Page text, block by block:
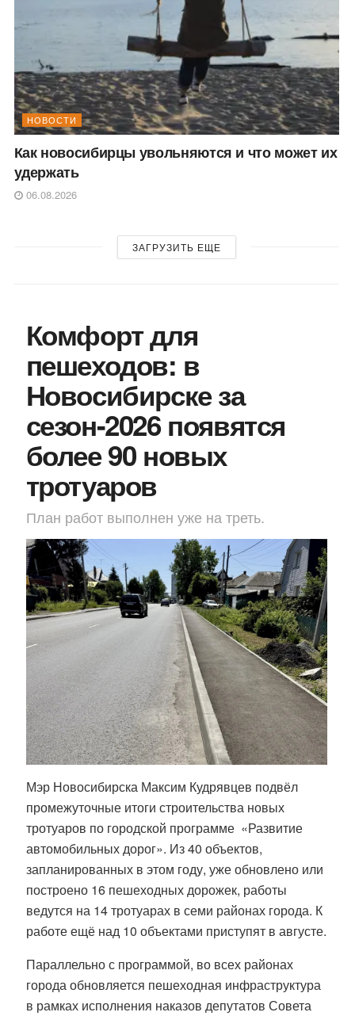
НОВОСТИ
Как новосибирцы увольняются и что может их
удержать
06.08.2026
ЗАГРУЗИТЬ ЕЩЕ
Комфорт для
пешеходов: в
Новосибирске за
сезон-2026 появятся
более 90 новых
тротуаров
План работ выполнен уже на треть.
Мэр Новосибирска Максим Кудрявцев подвёл
промежуточные итоги строительства новых
тротуаров по городской программе «Развитие
автомобильных дорог». Из 40 объектов,
запланированных в этом году, уже обновлено или
построено 16 пешеходных дорожек, работы
ведутся на 14 тротуарах в семи районах города. К
работе ещё над 10 объектами приступят в августе.
Параллельно с программой, во всех районах
города обновляется пешеходная инфраструктура
в рамках исполнения наказов депутатов Совета